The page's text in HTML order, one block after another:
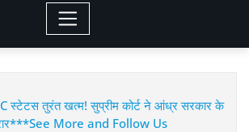
स्टेटस तुरंत खत्म! सुप्रीम कोर्ट ने आंध्र सरकार के
More and Follow Us